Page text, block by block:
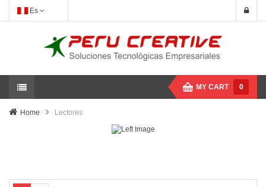
Es
MY CART 0
Home Lectores